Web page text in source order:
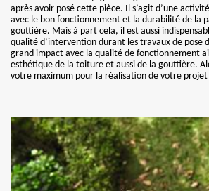
après avoir posé cette pièce. Il s’agit d’une
avec le bon fonctionnement et la durabilité de la
gouttière. Mais à part cela, il est aussi
qualité d’intervention durant les travaux de pose
grand impact avec la qualité de fonctionnement
esthétique de la toiture et aussi de la gouttière.
votre maximum pour la réalisation de votre